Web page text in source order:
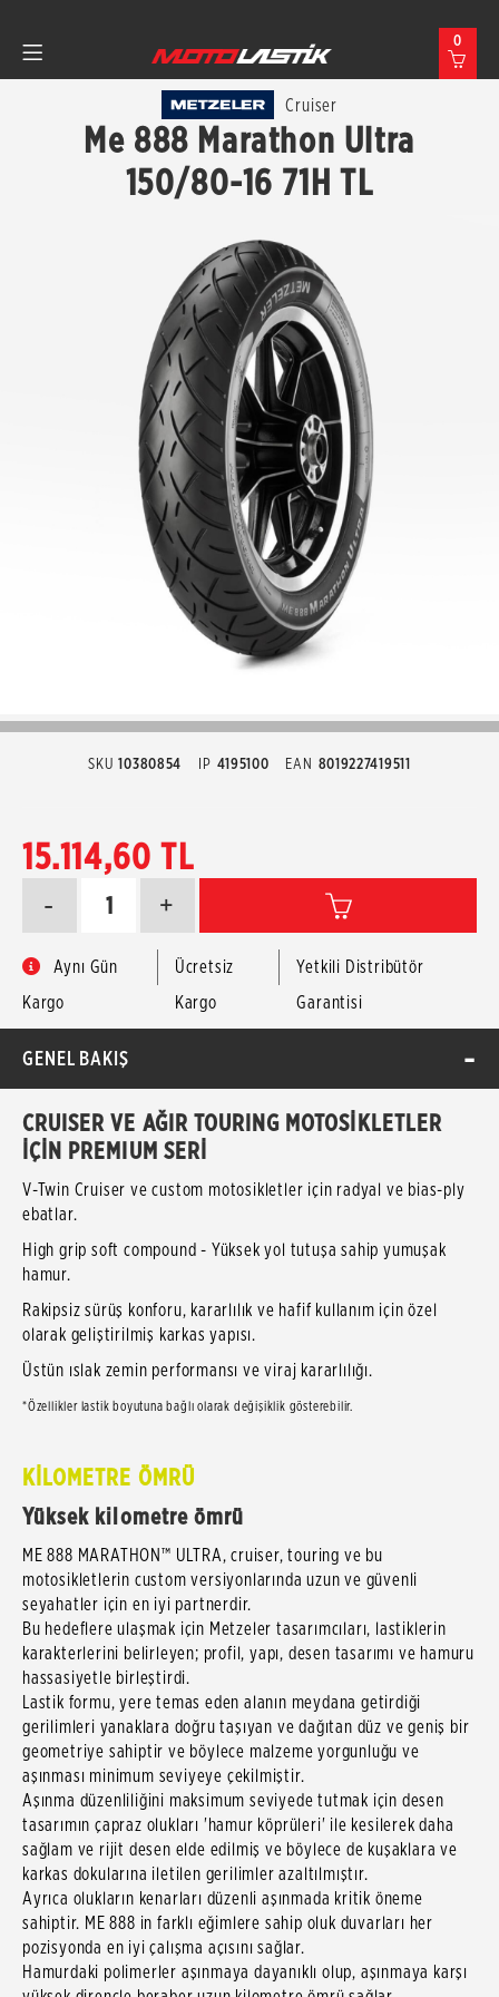
0
Cruiser
Me 888 Marathon Ultra
150/80-16 71H TL
SKU 10380854 IP 4195100 EAN 8019227419511
15.114,60 TL
+
-
Aynı Gün
Kargo
Ücretsiz
Kargo
Yetkili Distribütör
Garantisi
GENEL BAKIŞ
CRUISER VE AĞIR TOURING MOTOSİKLETLER
İÇİN PREMIUM SERİ
V-Twin Cruiser ve custom motosikletler için radyal ve bias-ply
ebatlar.
High grip soft compound - Yüksek yol tutuşa sahip yumuşak
hamur.
Rakipsiz sürüş konforu, kararlılık ve hafif kullanım için özel
olarak geliştirilmiş karkas yapısı.
Üstün ıslak zemin performansı ve viraj kararlılığı.
*Özellikler lastik boyutuna bağlı olarak değişiklik gösterebilir.
KİLOMETRE ÖMRÜ
Yüksek kilometre ömrü
ME 888 MARATHON™ ULTRA, cruiser, touring ve bu
motosikletlerin custom versiyonlarında uzun ve güvenli
seyahatler için en iyi partnerdir.
Bu hedeflere ulaşmak için Metzeler tasarımcıları, lastiklerin
karakterlerini belirleyen; profil, yapı, desen tasarımı ve hamuru
hassasiyetle birleştirdi.
Lastik formu, yere temas eden alanın meydana getirdiği
gerilimleri yanaklara doğru taşıyan ve dağıtan düz ve geniş bir
geometriye sahiptir ve böylece malzeme yorgunluğu ve
aşınması minimum seviyeye çekilmiştir.
Aşınma düzenliliğini maksimum seviyede tutmak için desen
tasarımın çapraz olukları 'hamur köprüleri' ile kesilerek daha
sağlam ve rijit desen elde edilmiş ve böylece de kuşaklara ve
karkas dokularına iletilen gerilimler azaltılmıştır.
Ayrıca olukların kenarları düzenli aşınmada kritik öneme
sahiptir. ME 888 in farklı eğimlere sahip oluk duvarları her
pozisyonda en iyi çalışma açısını sağlar.
Hamurdaki polimerler aşınmaya dayanıklı olup, aşınmaya karşı